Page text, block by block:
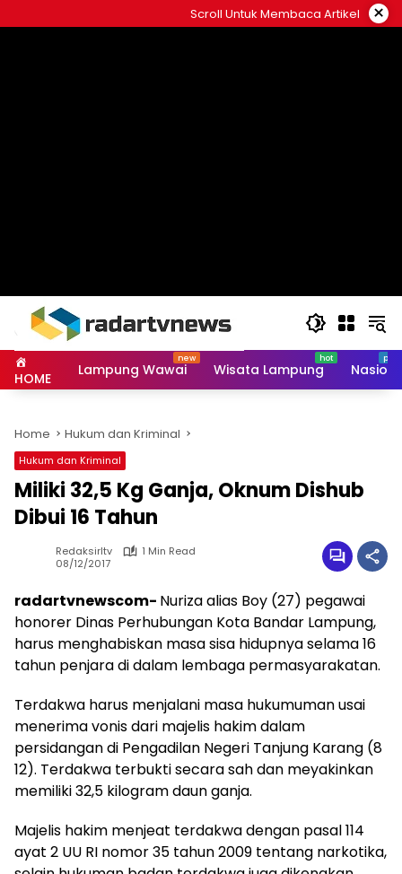
to
Scroll Untuk Membaca Artikel ×
HOME Lampung Wawai Wisata Lampung
Home Hukum dan Kriminal
Hukum dan Kriminal
Miliki 32,5 Kg Ganja, Oknum Dishub
Dibui 16 Tahun
Redaksirltv
1 Min Read
08/12/2017
radartvnewscom- Nuriza alias Boy (27) pegawai
honorer Dinas Perhubungan Kota Bandar Lampung,
harus menghabiskan masa sisa hidupnya selama 16
tahun penjara di dalam lembaga permasyarakatan.
Terdakwa harus menjalani masa hukumuman usai
menerima vonis dari majelis hakim dalam
persidangan di Pengadilan Negeri Tanjung Karang (8
12). Terdakwa terbukti secara sah dan meyakinkan
memiliki 32,5 kilogram daun ganja.
Majelis hakim menjeat terdakwa dengan pasal 114
ayat 2 UU RI nomor 35 tahun 2009 tentang narkotika,